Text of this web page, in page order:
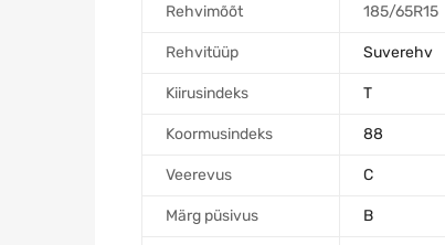
Rehvimõõt 185/65R15
Rehvitüüp Suverehv
Kiirusindeks T
Koormusindeks 88
Veerevus C
Märg püsivus B